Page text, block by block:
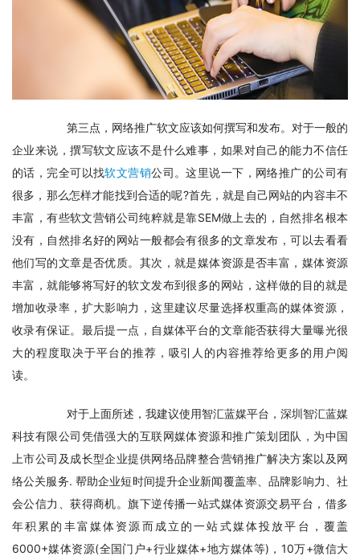
第三点，网络推广软文应该如何撰写和发布。对于一般的
企业来说，撰写软文应该不是什么难事，如果对自己的能力不信任
的话，完全可以找软文营销公司。这里说一下，网络推广的公司有
很多，那么怎样才能找到合适的呢?首先，就是自己网站的内容丰不
丰富，有些软文营销公司纯粹就是靠SEM做上去的，自然排名根本
没有，自然排名好的网站一般都会有很多的文章发布，可以去看看
他们写的文章是否优质。其次，就是媒体资源是否丰富，媒体资源
丰富，就能够将写好的软文发布到很多的网站，这样做的目的就是
增加收录率，扩大影响力，这里建议尽量选择权重高的媒体资源，
收录有保证。最后提一点，自媒体平台的文章能否获得大量曝光很
大的程度取决于平台的推荐，吸引人的内容推荐给更多的用户阅
读。
对于上面所述，我建议使用智汇蓝媒平台，深圳智汇蓝媒
科技有限公司凭借强大的互联网媒体资源和推广策划团队，为中国
上市公司及成长型企业提供网络品牌整合营销推广解决方案以及网
络公关服务. 帮助企业短时间提升企业新闻覆盖率、品牌影响力、社
会公信力、获得商机。旗下逆传播一站式媒体资源交易平台，借多
年积累的丰富媒体资源而成立的一站式媒体投放平台，覆盖
6000+媒体资源(全国门户+行业媒体+地方媒体等)，10万+微信大